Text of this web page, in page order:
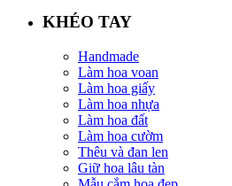
KHÉO TAY
Handmade
Làm hoa voan
Làm hoa giấy
Làm hoa nhựa
Làm hoa đất
Làm hoa cườm
Thêu và đan len
Giữ hoa lâu tàn